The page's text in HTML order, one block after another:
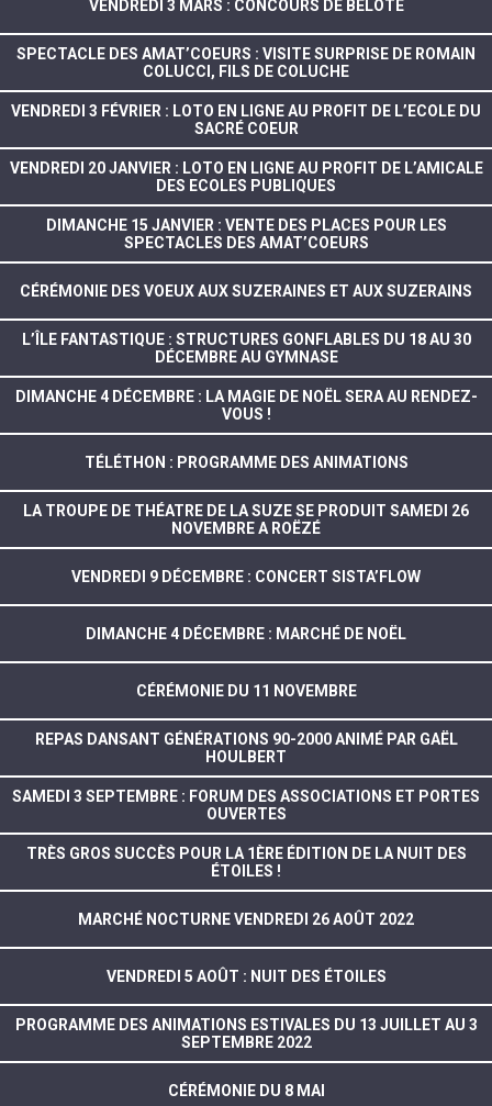
VENDREDI 3 MARS : CONCOURS DE BELOTE
SPECTACLE DES AMAT’COEURS : VISITE SURPRISE DE ROMAIN
COLUCCI, FILS DE COLUCHE
VENDREDI 3 FÉVRIER : LOTO EN LIGNE AU PROFIT DE L’ECOLE DU
SACRÉ COEUR
VENDREDI 20 JANVIER : LOTO EN LIGNE AU PROFIT DE L’AMICALE
DES ECOLES PUBLIQUES
DIMANCHE 15 JANVIER : VENTE DES PLACES POUR LES
SPECTACLES DES AMAT’COEURS
CÉRÉMONIE DES VOEUX AUX SUZERAINES ET AUX SUZERAINS
L’ÎLE FANTASTIQUE : STRUCTURES GONFLABLES DU 18 AU 30
DÉCEMBRE AU GYMNASE
DIMANCHE 4 DÉCEMBRE : LA MAGIE DE NOËL SERA AU RENDEZ-
VOUS !
TÉLÉTHON : PROGRAMME DES ANIMATIONS
LA TROUPE DE THÉATRE DE LA SUZE SE PRODUIT SAMEDI 26
NOVEMBRE A ROËZÉ
VENDREDI 9 DÉCEMBRE : CONCERT SISTA’FLOW
DIMANCHE 4 DÉCEMBRE : MARCHÉ DE NOËL
CÉRÉMONIE DU 11 NOVEMBRE
REPAS DANSANT GÉNÉRATIONS 90-2000 ANIMÉ PAR GAËL
HOULBERT
SAMEDI 3 SEPTEMBRE : FORUM DES ASSOCIATIONS ET PORTES
OUVERTES
TRÈS GROS SUCCÈS POUR LA 1ÈRE ÉDITION DE LA NUIT DES
ÉTOILES !
MARCHÉ NOCTURNE VENDREDI 26 AOÛT 2022
VENDREDI 5 AOÛT : NUIT DES ÉTOILES
PROGRAMME DES ANIMATIONS ESTIVALES DU 13 JUILLET AU 3
SEPTEMBRE 2022
CÉRÉMONIE DU 8 MAI